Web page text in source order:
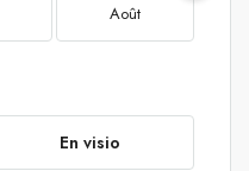
Août
En visio